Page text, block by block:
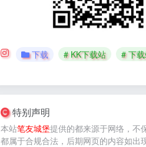
下载 # KK下载站 # 下
特别声明
本站笔友城堡提供的都来源于网络，不
都属于合规合法，后期网页的内容如出